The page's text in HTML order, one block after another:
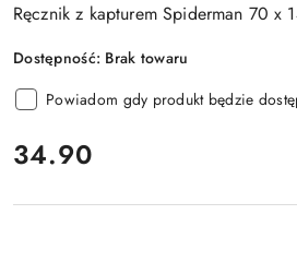
Ręcznik z kapturem Spiderman 70 x
Dostępność: Brak towaru
Powiadom gdy produkt będzie
cena:
34.90